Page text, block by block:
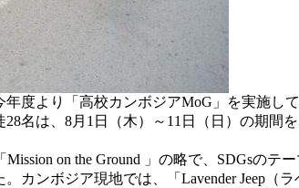
度より「高校カンボジアMoG」を実施し
名は、8月1日（木）～11日（日）の期間
on the Ground 」の略で、SDGsのテ
ンボジア現地では、「Lavender Jeep（